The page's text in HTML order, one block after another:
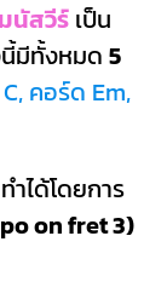
มนัสวีร์เป็น
มีทั้งหมด5
คอร์ด Em,
ำได้โดยการ
on fret 3)